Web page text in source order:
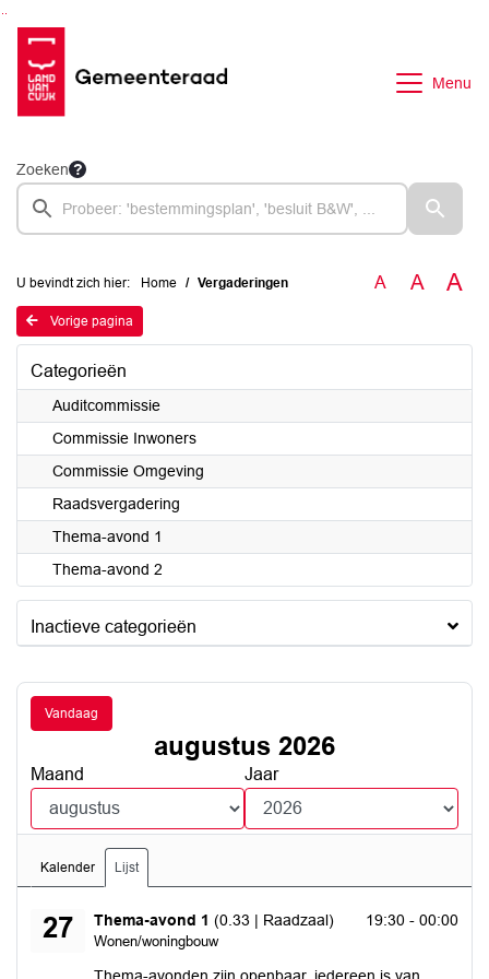
Menu
Zoeken
U bevindt zich hier: Home Vergaderingen A A A
Vorige pagina
Categorieën
Auditcommissie
Commissie Inwoners
Commissie Omgeving
Raadsvergadering
Thema-avond 1
Thema-avond 2
Inactieve categorieën
Vandaag
augustus 2026
Maand Jaar
Kalender Lijst
27 Thema-avond 1 (0.33 | Raadzaal)
Wonen/woningbouw
donderdag 27 augustus 2026 19:30 - 00:00